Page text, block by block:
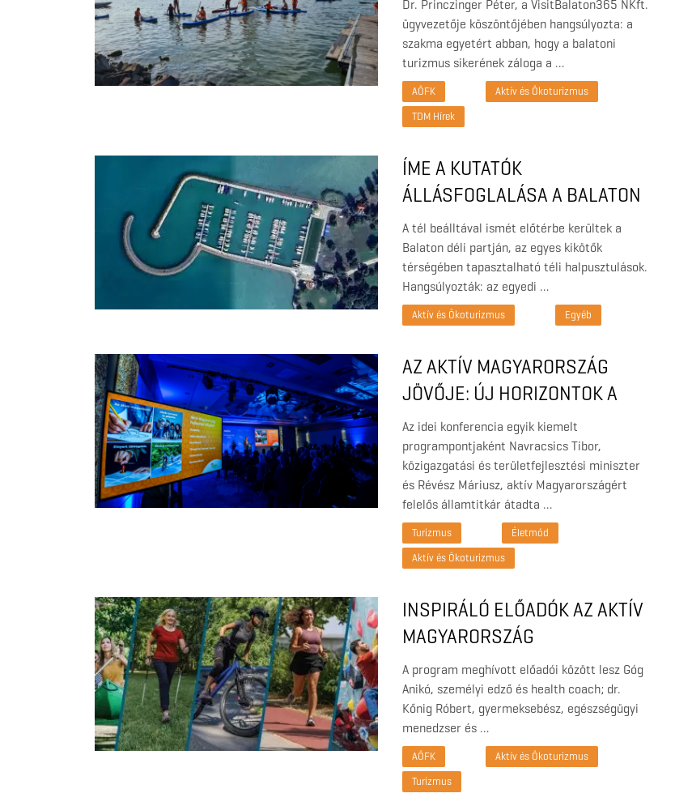
TÉRSÉG FEJLESZTÉSI
PROGRAMJÁNAK
KIDOLGOZÁSA
Dr. Princzinger Péter, a VisitBalaton365 NKft.
ügyvezetője köszöntőjében hangsúlyozta: a
szakma egyetért abban, hogy a balatoni
turizmus sikerének záloga a …
AÖFK
Aktív és Ökoturizmus
TDM Hírek
ÍME A KUTATÓK
ÁLLÁSFOGLALÁSA A BALATON
DÉLI PARTJÁN LÉTESÍTETT
KIKÖTŐK ÖKOLÓGIAI
KOCKÁZATAIRÓL
A tél beálltával ismét előtérbe kerültek a
Balaton déli partján, az egyes kikötők
térségében tapasztalható téli halpusztulások.
Hangsúlyozták: az egyedi …
Aktív és Ökoturizmus Egyéb
AZ AKTÍV MAGYARORSZÁG
JÖVŐJE: ÚJ HORIZONTOK A
2025-ÖS KONFERENCIÁN
Az idei konferencia egyik kiemelt
programpontjaként Navracsics Tibor,
közigazgatási és területfejlesztési miniszter
és Révész Máriusz, aktív Magyarországért
felelős államtitkár átadta …
Turizmus
Életmód
Aktív és Ökoturizmus
INSPIRÁLÓ ELŐADÓK AZ AKTÍV
MAGYARORSZÁG
KONFERENCIÁN SIÓFOKON
A program meghívott előadói között lesz Góg
Anikó, személyi edző és health coach; dr.
Kőnig Róbert, gyermeksebész, egészségügyi
menedzser és …
AÖFK
Aktív és Ökoturizmus
Turizmus